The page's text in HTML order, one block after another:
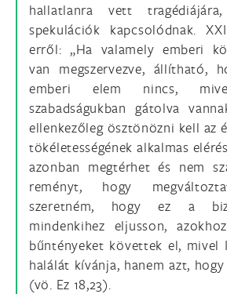
hallatlanra vett
spekulációk kapcsolódnak.
erről: „Ha valamely emberi
van megszervezve, állítható,
emberi elem nincs,
szabadságukban gátolva
ellenkezőleg ösztönözni kell az
tökéletességének alkalmas
azonban megtérhet és nem
reményt, hogy
szeretném, hogy ez a
mindenkihez eljusson,
bűntényeket követtek el, mivel
halálát kívánja, hanem azt,
(vö. Ez 18,23).